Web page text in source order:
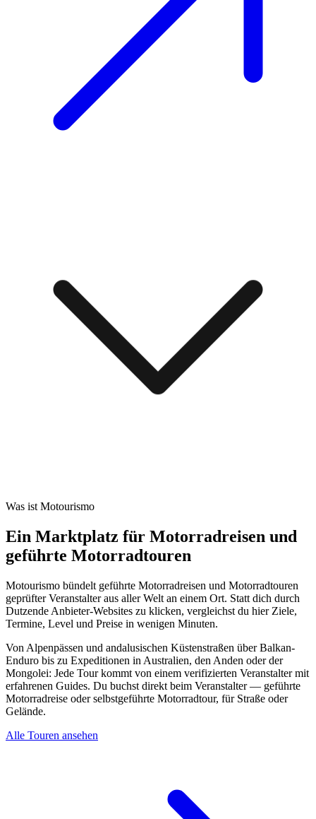
Was ist Motourismo
Ein Marktplatz für Motorradreisen und
geführte Motorradtouren
Motourismo bündelt geführte Motorradreisen und Motorradtouren
geprüfter Veranstalter aus aller Welt an einem Ort. Statt dich durch
Dutzende Anbieter-Websites zu klicken, vergleichst du hier Ziele,
Termine, Level und Preise in wenigen Minuten.
Von Alpenpässen und andalusischen Küstenstraßen über Balkan-
Enduro bis zu Expeditionen in Australien, den Anden oder der
Mongolei: Jede Tour kommt von einem verifizierten Veranstalter mit
erfahrenen Guides. Du buchst direkt beim Veranstalter — geführte
Motorradreise oder selbstgeführte Motorradtour, für Straße oder
Gelände.
Alle Touren ansehen